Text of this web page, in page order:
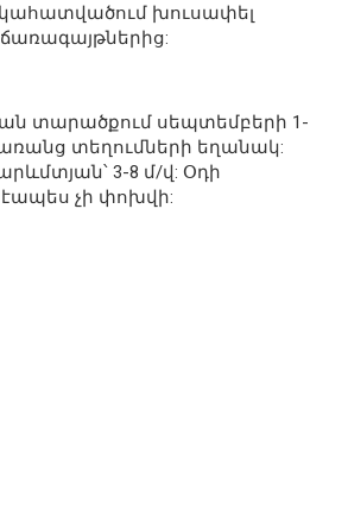
խուսափել
տարածքում սեպտեմբերի 1-
տեղումների եղանակ:
3-8 մ/վ: Օդի
չի փոխվի: